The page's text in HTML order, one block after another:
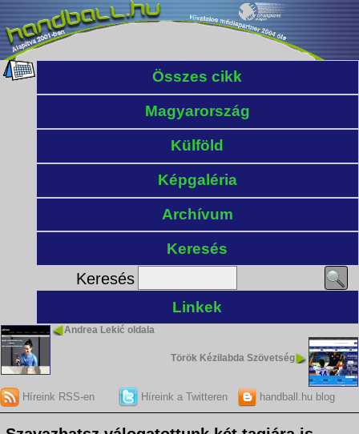
Összes cikk
Magyarország
Külföld
Képgaléria
Archívum
Keresés
Keresés
Linkek
Andrea Lekić oldala
Török Kézilabda Szövetség
Híreink RSS-en Híreink a Twitteren handball.hu blog